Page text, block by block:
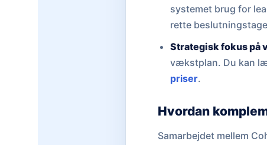
systemet brug for
rette
Strategisk fokus på
vækstplan. Du kan
priser.
Hvordan
Samarbejdet mellem